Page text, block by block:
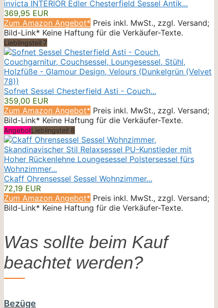
invicta INTERIOR Edler Chesterfield Sessel Antik...
369,95 EUR
Zum Amazon Angebot* Preis inkl. MwSt., zzgl. Versand;
Bild-Link* Keine Haftung für die Verkäufer-Texte.
Lieblingsteil 7
Sofnet Sessel Chesterfield Asti - Couch...
359,00 EUR
Zum Amazon Angebot* Preis inkl. MwSt., zzgl. Versand;
Bild-Link* Keine Haftung für die Verkäufer-Texte.
AngebotLieblingsteil 8
Ckaff Ohrensessel Sessel Wohnzimmer...
72,19 EUR
Zum Amazon Angebot* Preis inkl. MwSt., zzgl. Versand;
Bild-Link* Keine Haftung für die Verkäufer-Texte.
Was sollte beim Kauf
beachtet werden?
Bezüge